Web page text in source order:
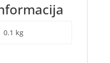
0.1 kg